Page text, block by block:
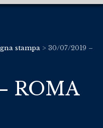
stampa > 30/07/2019 –
ROMA